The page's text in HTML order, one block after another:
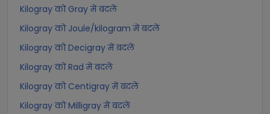
Kilogray को Gray में बदलें
Kilogray को Joule/kilogram में बदलें
Kilogray को Decigray में बदलें
Kilogray को Rad में बदलें
Kilogray को Centigray में बदलें
Kilogray को Milligray में बदलें